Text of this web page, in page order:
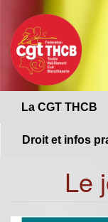
contenu
principal
La CGT THCB
Droit et infos
Le